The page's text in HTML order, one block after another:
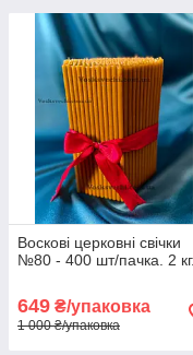
Воскові церковні свічки
№80 - 400 шт/пачка. 2 кг.
649 ₴/упаковка
1 000 ₴/упаковка